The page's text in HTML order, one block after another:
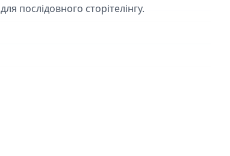
для послідовного сторітелінгу.